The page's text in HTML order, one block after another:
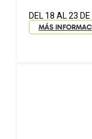
DEL 18 AL 23
MÁS